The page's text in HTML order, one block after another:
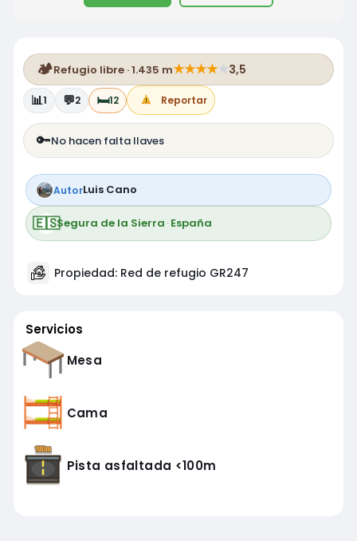
🏕️Refugio libre · 1.435 m★★★★★3,5
📊1 💬2 🛏️12 Reportar
🔑No hacen falta llaves
AutorLuis Cano
🇪🇸Segura de la Sierra ·España
Propiedad: Red de refugio GR247
Servicios
Mesa
Cama
Pista asfaltada <100m